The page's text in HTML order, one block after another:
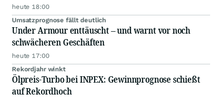
heute 18:00
Umsatzprognose fällt deutlich
Under Armour enttäuscht – und warnt vor noch
schwächeren Geschäften
heute 17:00
Rekordjahr winkt
Ölpreis-Turbo bei INPEX: Gewinnprognose schießt
auf Rekordhoch